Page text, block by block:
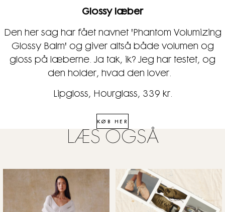
Glossy læber
Den her sag har fået navnet 'Phantom Volumizing
Glossy Balm' og giver altså både volumen og
gloss på læberne. Ja tak, ik? Jeg har testet, og
den holder, hvad den lover.
Lipgloss, Hourglass, 339 kr.
KØB HER
LÆS OGSÅ